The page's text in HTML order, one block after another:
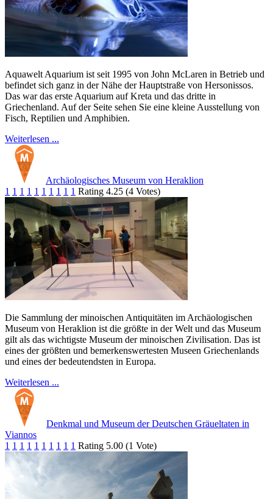
Aquawelt Aquarium ist seit 1995 von John McLaren in Betrieb und
befindet sich ganz in der Nähe der Hauptstraße von Hersonissos.
Das war das erste Aquarium auf Kreta und das dritte in
Griechenland. Auf der Seite sehen Sie eine kleine Ausstellung von
Fisch, Reptilien und Amphibien.
Weiterlesen ...
Archäologisches Museum von Heraklion
1 1 1 1 1 1 1 1 1 1 Rating 4.25 (4 Votes)
Die Sammlung der minoischen Antiquitäten im Archäologischen
Museum von Heraklion ist die größte in der Welt und das Museum
gilt als das wichtigste Museum der minoischen Zivilisation. Das ist
eines der größten und bemerkenswertesten Museen Griechenlands
und eines der bedeutendsten in Europa.
Weiterlesen ...
Denkmal und Museum der Deutschen Gräueltaten in
Viannos
1 1 1 1 1 1 1 1 1 1 Rating 5.00 (1 Vote)